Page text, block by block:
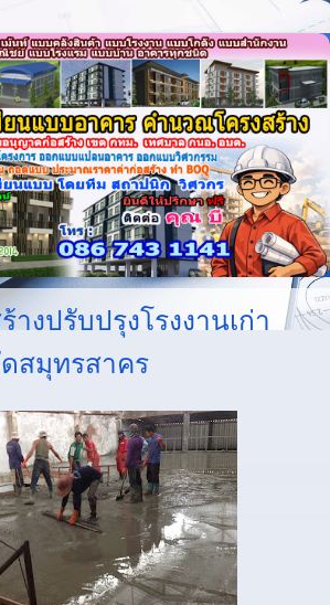
างปรับปรุงโรงงานเก่า
สมุทรสาคร